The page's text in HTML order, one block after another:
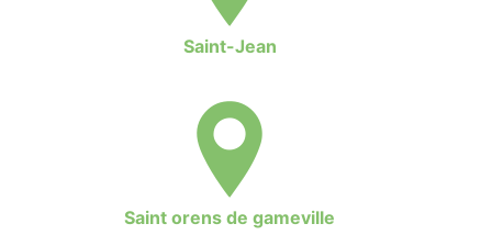
Saint-Jean
Saint orens de gameville